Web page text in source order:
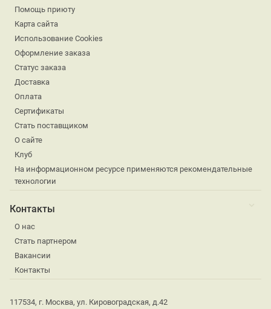
Помощь приюту
Карта сайта
Использование Cookies
Оформление заказа
Статус заказа
Доставка
Оплата
Сертификаты
Стать поставщиком
О сайте
Клуб
На информационном ресурсе применяются рекомендательные
технологии
Контакты
О нас
Стать партнером
Вакансии
Контакты
117534, г. Москва, ул. Кировоградская, д.42